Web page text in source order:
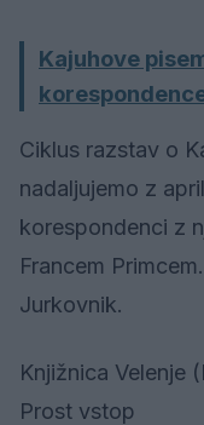
Kajuhove
Ciklus razstav o
nadaljujemo z
korespondenci z
Francem
Jurkovnik.
Knjižnica Velenje
Prost vstop